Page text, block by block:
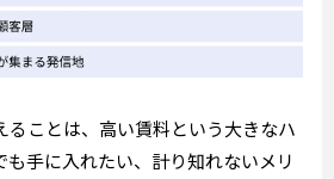
ることは、高い賃料という大きなハ
も手に入れたい、計り知れないメリ